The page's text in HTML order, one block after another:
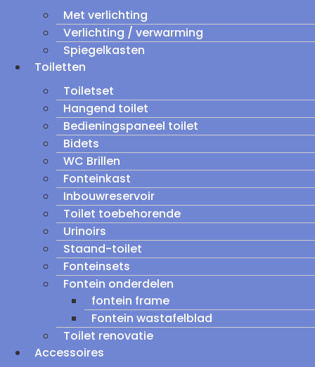
Met verlichting
Verlichting / verwarming
Spiegelkasten
Toiletten
Toiletset
Hangend toilet
Bedieningspaneel toilet
Bidets
WC Brillen
Fonteinkast
Inbouwreservoir
Toilet toebehorende
Urinoirs
Staand-toilet
Fonteinsets
Fontein onderdelen
fontein frame
Fontein wastafelblad
Toilet renovatie
Accessoires